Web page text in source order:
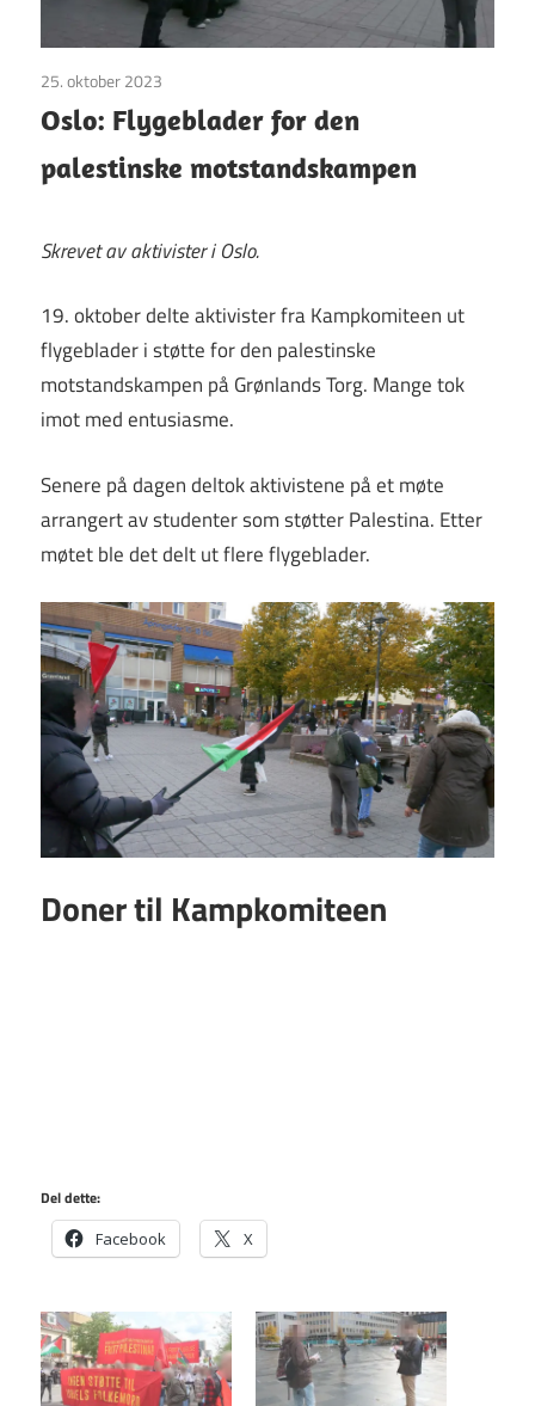
25. oktober 2023
Oslo: Flygeblader for den
palestinske motstandskampen
Skrevet av aktivister i Oslo.
19. oktober delte aktivister fra Kampkomiteen ut
flygeblader i støtte for den palestinske
motstandskampen på Grønlands Torg. Mange tok
imot med entusiasme.
Senere på dagen deltok aktivistene på et møte
arrangert av studenter som støtter Palestina. Etter
møtet ble det delt ut flere flygeblader.
Doner til Kampkomiteen
Del dette:
Facebook X